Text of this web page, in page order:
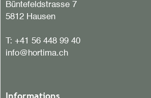
Büntefeldstrasse 7
5812 Hausen
T: +41 56 448 99 40
info@hortima.ch
Informations